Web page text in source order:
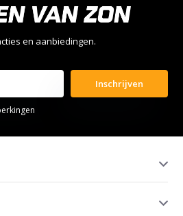
en aanbiedingen.
Inschrijven